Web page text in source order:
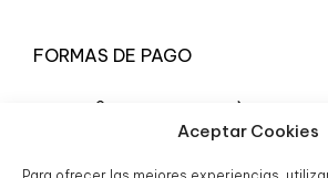
Aceptar Cookies
FORMAS DE PAGO